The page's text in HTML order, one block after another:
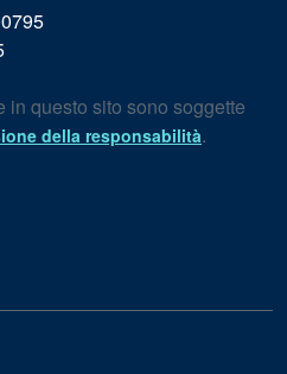
in questo sito sono soggette
della responsabilità.